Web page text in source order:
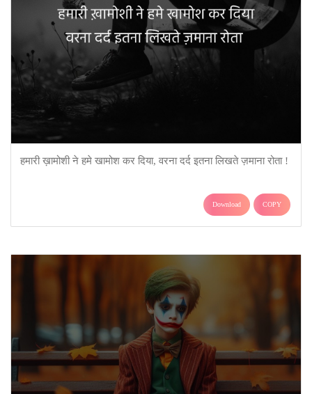
हमारी ख़ामोशी ने हमे खामोश कर दिया, वरना दर्द इतना लिखते ज़माना रोता !
Download COPY